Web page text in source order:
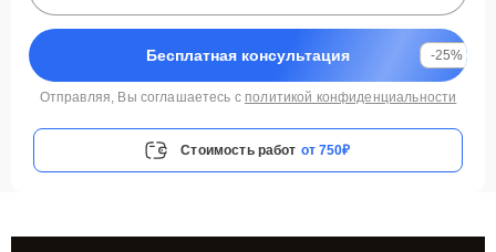
Бесплатная консультация -25%
Отправляя, Вы соглашаетесь с политикой конфиденциальности
Стоимость работ от 750₽